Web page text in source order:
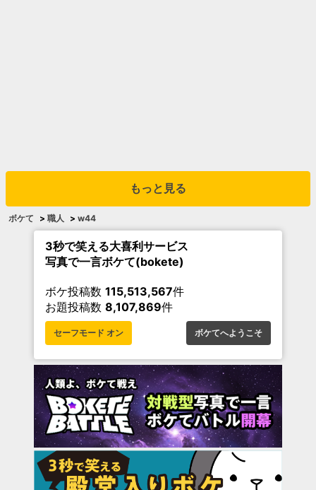
もっと見る
ボケて > 職人 > w44
3秒で笑える大喜利サービス
写真で一言ボケて(bokete)
ボケ投稿数 115,513,567件
お題投稿数 8,107,869件
セーフモード オン ボケてへようこそ